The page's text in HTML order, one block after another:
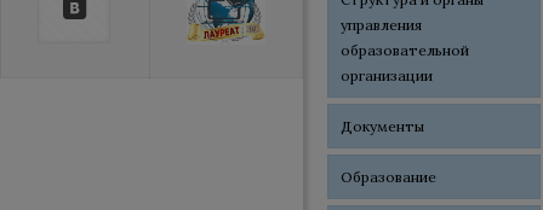
управления
образовательной
организации
Документы
Образование